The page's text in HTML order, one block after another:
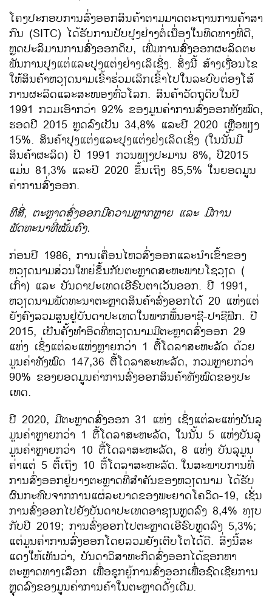
ໂຄງ​ປະ​ກອບ​ການ​ສົ່ງ​ອອກສິນ​ຄ້າ​ຕາມ​ມາດ​ຕະ​ຖານ​ການ​ຄ້າ​ສາ​
ກົນ (SITC) ​ໄດ້​ຮັບ​ການ​ປັບ​ປຸງ​ຢ່າງ​ຕໍ່​ເນື່ອງ​ໃນ​ທິດ​ທາງ​ທີ່ດີ,
ຫຼຸດ​ປະລິມານ​ການ​ສົ່ງ​ອອກ​ດິບ, ​ເພີ່ມ​ການ​ສົ່ງ​ອອກ​ຜະລິດ​ຕະ
ພັນ​ການ​ປຸງ​ແຕ່​ແລະປຸງ​ແຕ່ງ​ຢ່າງ​ເລິ​ເຊິ່ງ. ສິ່ງ​ນີ້ ​ສ້າງ​ເງື່ອນ​ໄຂ​
ໃຫ້ສິນຄ້າ​ຫວຽດນາມ​ເຂົ້າຮ່ວມ​ເລິກ​ເຂົ້າ​ໄປ​ໃນລະບົບ​ຕ່ອງ​​ໂສ້​
ການ​ຜະລິດ​ແລະ​ສະໜອງ​ທົ່ວ​ໂລກ. ສິນຄ້າວັດຖຸ​ດິບ​ໃນ​ປີ
1991 ກວມ​ເອົາ​ກວ່າ 92% ຂອງ​ມູນ​ຄ່າ​ການ​ສົ່ງ​ອອກ​ທັງ​ໝົດ,
ຮອດ​ປີ 2015 ຫຼຸດ​ລົງ​ເປັນ 34,8% ​ແລະ​ປີ 2020 ​ເຫຼືອ​ພຽງ
15%. ສິນຄ້າ​ປຸງ​ແຕ່ງ​ແລະປຸງ​ແຕ່ງ​ຢ່ງ​ເລິດ​ເຊິ່ງ (​ໃນ​ນັ້ນ​ມີ​
ສິນຄ້າ​ຜະລິດ) ປີ 1991 ກວນ​ພຽງ​ປະມານ 8%, ປີ​2015
ແມ່ນ 81,3% ​ແລະ​ປີ 2020 ຂຶ້ນ​ເຖິງ 85,5% ​ໃນ​ຍອດ​ມູນ​
ຄ່າ​ການ​ສົ່ງ​ອອກ.
ທີ​ສີ່, ຕະຫຼາດສົ່ງອອກມີຄວາມຫຼາກຫຼາຍ ແລະ ມີ​ການ​
ພັດທະນາ​ທີ່ໝັ້ນຄົງ.
ກ່ອນ​ປີ 1986, ການ​ເຄື່ອນ​ໄຫວ​ສົ່ງ​ອອກ​ແລະ​ນຳ​ເຂົ້າຂອງ​
ຫວຽດນາມສ່ວນ​ໃຫຍ່​ຂຶ້ນ​ກັບ​ຕະຫຼາດ​ສະ​ຫະພາບ​ໂຊ​ວຽດ (​
ເກົ່າ) ​ແລະ ບັນດາ​ປະ​ເທດ​ເອີຣົບຕາ​ເວັນ​ອອກ. ປີ 1991,
ຫວຽດນາມ​ພັດທະນາ​ຕະຫຼາດ​ສິນຄ້າ​ສົ່ງ​ອອກ​ໄດ້ 20 ​ແຫ່ງ​ແຕ່​
ຍັງ​ຄົງ​ລວມສູນ​ຢູ່​ບັນດາ​ປະ​ເທດ​ໃນ​ພາກ​ພື້ນ​ອາຊີ-ປາຊີ​ຟິກ. ປີ
2015, ​ເປັນ​ຄັ້ງທຳອິດ​ທີ່​ຫວຽດນາມ​ມີຕະຫຼາດສົ່ງ​ອອກ 29 ​
ແຫ່ງ​ ເຊິ່ງ​ແຕ່​ລະ​ແຫ່ງ​ຫຼາຍ​ກວ່າ 1 ຕື້​ໂດ​ລາ​ສະຫະລັດ ດ້ວຍ​
ມູນ​ຄ່າທັງໝົດ 147,36 ຕື້​ໂດ​ລາ​ສະຫະລັດ, ກວມ​ຫຼາຍ​ກວ່າ
90% ຂອງຍອດ​ມູນ​ຄ່າ​ການ​ສົ່ງ​ອອກ​ສິນຄ້າ​ທັງ​ໝົດ​ຂອງ​ປະ​
ເທດ.
ປີ 2020, ມີ​ຕະຫຼາດ​ສົ່ງ​ອອກ 31 ​ແຫ່ງ​ ເຊິ່ງ​ແຕ່​ລະ​ແຫ່ງບັນລຸ
ມູນຄ່າຫຼາຍ​ກວ່າ 1 ຕື້​ໂດ​ລາ​ສະຫະລັດ, ​ໃນ​ນັ້ນ 5 ​ແຫ່ງ​ບັນລຸ​
ມູນ​ຄ່າ​ຫຼາຍ​ກວ່າ 10 ຕື້​ໂດ​ລາ​ສະຫະລັດ, 8 ​ແຫ່ງ ບັນລຸ​ມູນ​
ຄ່າ​ແຕ່ 5 ຕື້​​ເຖິງ 10 ຕື້​ໂດ​ລາ​ສະຫະລັດ. ​ໃນ​ສະພາບ​ການ​ທີ່​
ການ​ສົ່ງ​ອອກ​ຢູ່​ບາງ​ຕະຫຼາດ​​ທີ່​ສຳຄັນ​ຂອງ​ຫວຽດນາມ ​ໄດ້​ຮັບ​
ຜົນ​ກະທົບ​ຈາກການ​ແຜ່​ລະບາດຂອງ​ພະຍາດ​ໂຄ​ວິດ-19, ​ເຊັ່ນ
ການ​ສົ່ງ​ອອກ​ໄປ​ຍັງ​ບັນດາ​ປະ​ເທດ​ອາ​ຊຽນຫຼຸດລົງ 8,4% ທຽບ​
ກັບ​ປີ 2019; ການ​ສົ່ງ​ອອກ​ໄປ​ຕະຫຼາດ​ເອີຣົບຫຼຸດລົງ 5,3%; ​
ແຕ່​ມູນ​ຄ່າ​ການ​ສົ່ງ​ອອກ​ໂດຍ​ລວມຍັງ​ເຕີບ​ໂຕ​ໄດ້​ດີ. ສິ່ງ​ນີ້​ສະ​
ແດງ​ໃຫ້​ເຫັນ​ວ່າ, ບັນດາ​ວິ​ສາ​ຫະກິດ​ສົ່ງ​ອອກ​ໄດ້​ຊອກ​ຫາ​
ຕະຫຼາດ​ທາງ​ເລືອກ ​ເພື່ອ​ຊຸກ​ຍູ້​ການ​ສົ່ງ​ອອກ​ເພື່ອ​ຊົດ​ເຊີຍ​ການ​
ຫຼຸດ​ລົງ​ຂອງ​ມູນ​ຄ່າ​ການ​ຄ້າ​ໃນ​ຕະ​ຫຼາດ​ດັ້ງ​ເດີມ.